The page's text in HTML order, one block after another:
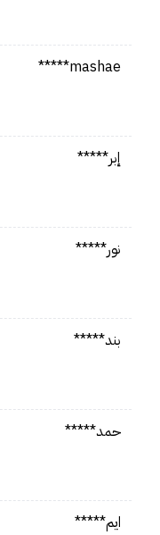
mashae*****
إبر*****
نور*****
بند*****
حمد*****
ايم*****